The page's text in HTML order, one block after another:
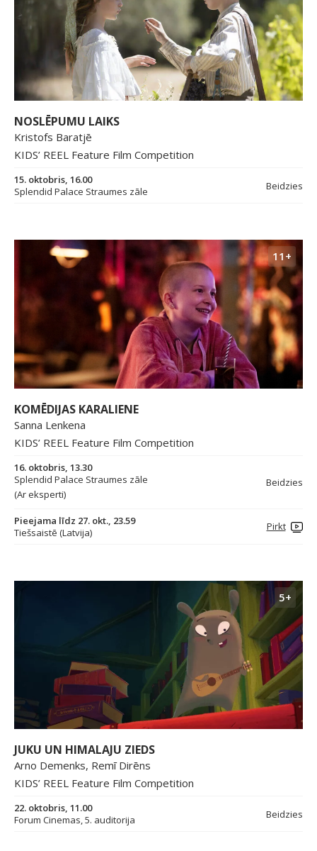
NOSLĒPUMU LAIKS
Kristofs Baratjē
KIDS’ REEL Feature Film Competition
15. oktobris, 16.00
Splendid Palace Straumes zāle
Beidzies
11+
KOMĒDIJAS KARALIENE
Sanna Lenkena
KIDS’ REEL Feature Film Competition
16. oktobris, 13.30
Splendid Palace Straumes zāle
(Ar eksperti)
Beidzies
Pieejama līdz 27. okt., 23.59
Tiešsaistē (Latvija)
Pirkt
5+
JUKU UN HIMALAJU ZIEDS
Arno Demenks, Remī Dirēns
KIDS’ REEL Feature Film Competition
22. oktobris, 11.00
Forum Cinemas, 5. auditorija
Beidzies